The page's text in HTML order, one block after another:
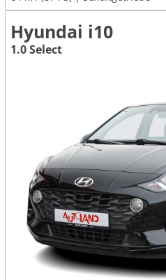
Hyundai i10
1.0 Select